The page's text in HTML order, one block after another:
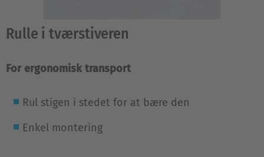
Rulle i tværstiveren
For ergonomisk transport
Rul stigen i stedet for at bære den
Enkel montering